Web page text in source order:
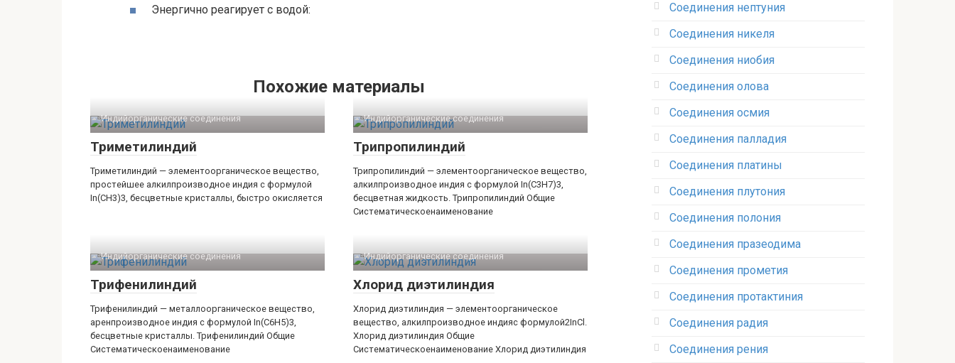
Энергично реагирует с водой:
Похожие материалы
Индийорганические соединения‎
Триметилиндий
Триметилиндий — элементоорганическое вещество,
простейшее алкилпроизводное индия с формулой
In(CH3)3, бесцветные кристаллы, быстро окисляется
Индийорганические соединения‎
Трипропилиндий
Трипропилиндий — элементоорганическое вещество,
алкилпроизводное индия с формулой In(C3H7)3,
бесцветная жидкость. Трипропилиндий Общие
Систематическоенаименование
Индийорганические соединения‎
Трифенилиндий
Трифенилиндий — металлоорганическое вещество,
аренпроизводное индия с формулой In(C6H5)3,
бесцветные кристаллы. Трифенилиндий Общие
Систематическоенаименование
Индийорганические соединения‎
Хлорид диэтилиндия
Хлорид диэтилиндия — элементоорганическое
вещество, алкилпроизводное индияс формулой2InCl.
Хлорид диэтилиндия Общие
Систематическоенаименование Хлорид диэтилиндия
Соединения нептуния‎
Соединения никеля‎
Соединения ниобия‎
Соединения олова‎
Соединения осмия‎
Соединения палладия‎
Соединения платины‎
Соединения плутония‎
Соединения полония‎
Соединения празеодима‎
Соединения прометия‎
Соединения протактиния‎
Соединения радия‎
Соединения рения‎